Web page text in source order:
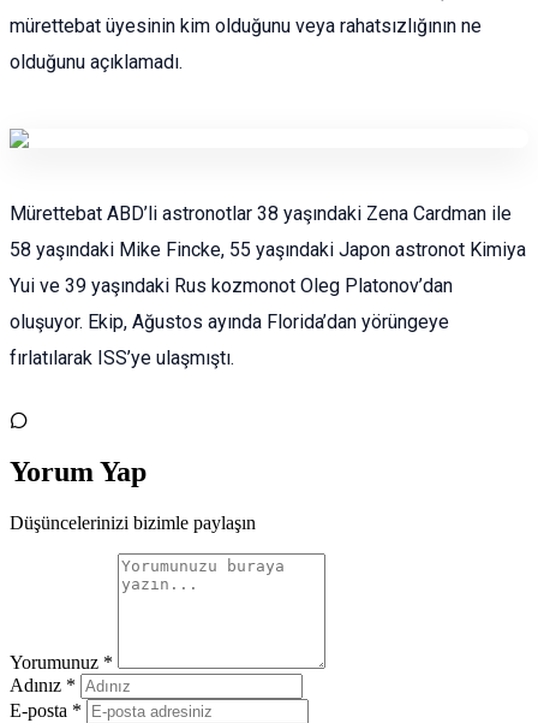
mürettebat üyesinin kim olduğunu veya rahatsızlığının ne
olduğunu açıklamadı.
Mürettebat ABD’li astronotlar 38 yaşındaki Zena Cardman ile
58 yaşındaki Mike Fincke, 55 yaşındaki Japon astronot Kimiya
Yui ve 39 yaşındaki Rus kozmonot Oleg Platonov’dan
oluşuyor. Ekip, Ağustos ayında Florida’dan yörüngeye
fırlatılarak ISS’ye ulaşmıştı.
Yorum Yap
Düşüncelerinizi bizimle paylaşın
Yorumunuz *
Adınız *
E-posta *